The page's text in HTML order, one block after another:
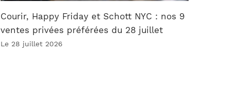
Courir, Happy Friday et Schott NYC : nos 9
ventes privées préférées du 28 juillet
Le 28 juillet 2026